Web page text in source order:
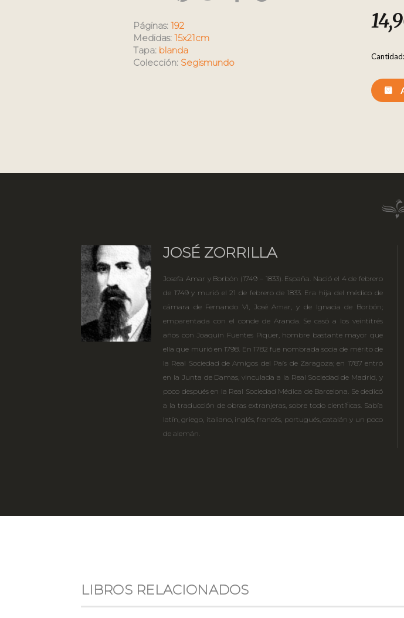
Páginas: 192
Medidas: 15x21cm
Tapa: blanda
Colección: Segismundo
Cantidad:
JOSÉ ZORRILLA
Josefa Amar y Borbón (1749 – 1833). España. Nació el 4 de febrero
de 1749 y murió el 21 de febrero de 1833. Era hija del médico de
cámara de Fernando VI, José Amar, y de Ignacia de Borbón;
emparentada con el conde de Aranda. Se casó a los veintitrés
años con Joaquín Fuentes Piquer, hombre bastante mayor que
ella que murió en 1798. En 1782 fue nombrada socia de mérito de
la Real Sociedad de Amigos del País de Zaragoza; en 1787 entró
en la Junta de Damas, vinculada a la Real Sociedad de Madrid, y
poco después en la Real Sociedad Médica de Barcelona. Se dedicó
a la traducción de obras extranjeras, sobre todo científicas. Sabía
latín, griego, italiano, inglés, francés, portugués, catalán y un poco
de alemán.
LIBROS RELACIONADOS